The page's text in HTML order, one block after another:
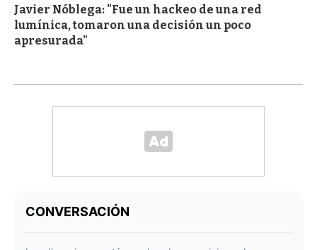
Javier Nóblega: "Fue un hackeo de una red
lumínica, tomaron una decisión un poco
apresurada"